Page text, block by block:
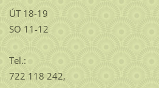
ÚT 18-19
SO 11-12
Tel.:
722 118 242,